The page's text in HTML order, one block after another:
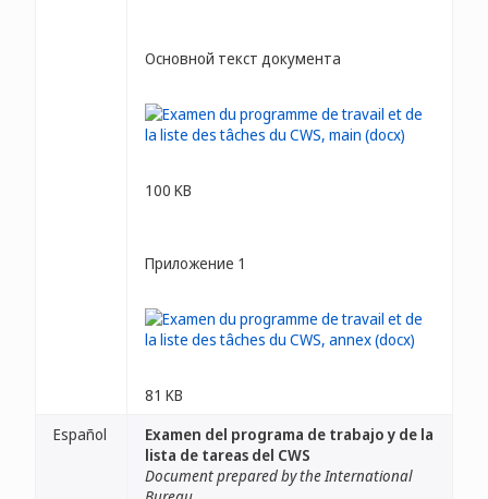
Основной текст документа
100 KB
Приложение 1
81 KB
Español
Examen del programa de trabajo y de la
lista de tareas del CWS
Document prepared by the International